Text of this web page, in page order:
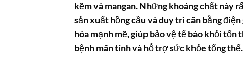
kẽm và mangan. Những khoáng chất này
sản xuất hồng cầu và duy trì cân bằng
hóa mạnh mẽ, giúp bảo vệ tế bào khỏi
bệnh mãn tính và hỗ trợ sức khỏe tổng thể.